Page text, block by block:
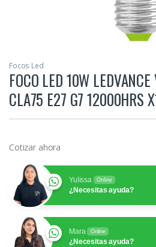
Focos Led
FOCO LED 10W
CLA75 E27 G7 12000HRS
Cotizar ahora
Yulissa Online
¿Necesitas ayuda?
Mara Online
¿Necesitas ayuda?